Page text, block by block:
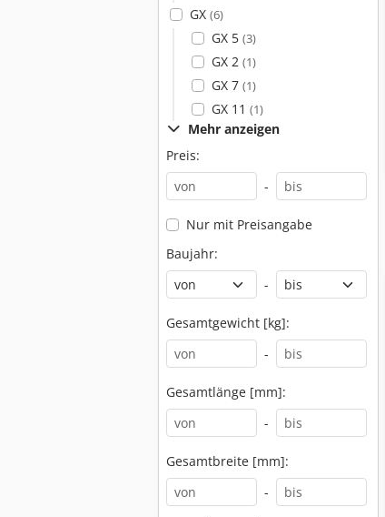
GX (6)
GX 5 (3)
GX 2 (1)
GX 7 (1)
GX 11 (1)
Mehr anzeigen
Preis:
-
Nur mit Preisangabe
Baujahr:
-
Gesamtgewicht [kg]:
-
Gesamtlänge [mm]:
-
Gesamtbreite [mm]:
-
Boge Airomax Boge Autotronic